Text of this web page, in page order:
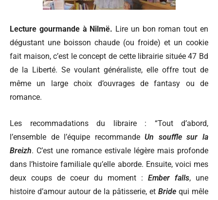
Lecture gourmande à Nilmë. Lire un bon roman tout en
dégustant une boisson chaude (ou froide) et un cookie
fait maison, c’est le concept de cette librairie située 47 Bd
de la Liberté. Se voulant généraliste, elle offre tout de
même un large choix d’ouvrages de fantasy ou de
romance.
Les recommadations du libraire : “Tout d’abord,
l’ensemble de l’équipe recommandeUn souffle sur la
Breizh. C’est une romance estivale légère mais profonde
dans l’histoire familiale qu’elle aborde. Ensuite, voici mes
deux coups de coeur du moment : Ember falls, une
histoire d’amour autour de la pâtisserie, et Bride qui mêle